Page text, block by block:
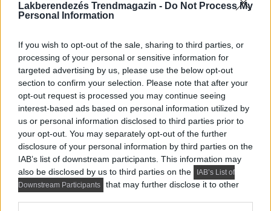
Lakberendezés Trendmagazin - Do Not Process My
Personal Information
If you wish to opt-out of the sale, sharing to third parties, or
processing of your personal or sensitive information for
targeted advertising by us, please use the below opt-out
section to confirm your selection. Please note that after your
opt-out request is processed you may continue seeing
interest-based ads based on personal information utilized by
us or personal information disclosed to third parties prior to
your opt-out. You may separately opt-out of the further
disclosure of your personal information by third parties on the
IAB’s list of downstream participants. This information may
also be disclosed by us to third parties on the
IAB’s List of
Downstream Participants
that may further disclose it to other
HÁZAK, ENTERIŐRÖK - INSPIRÁCIÓ KÉPEKBEN
Hangulatos minimalista stílus anya és
lánya 74 m²-es otthonában